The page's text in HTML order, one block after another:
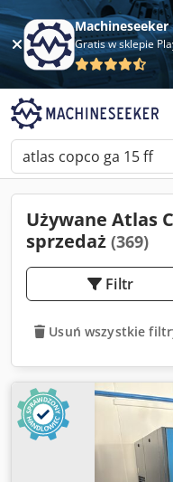
Machineseeker
Gratis w sklepie
Używane Atlas
sprzedaż (369)
Filtr
Usuń wszystkie